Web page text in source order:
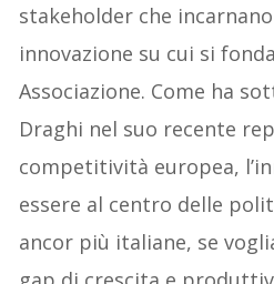
stakeholder che
innovazione su cui si
Associazione. Come ha
Draghi nel suo recente
competitività europea,
essere al centro delle
ancor più italiane, se